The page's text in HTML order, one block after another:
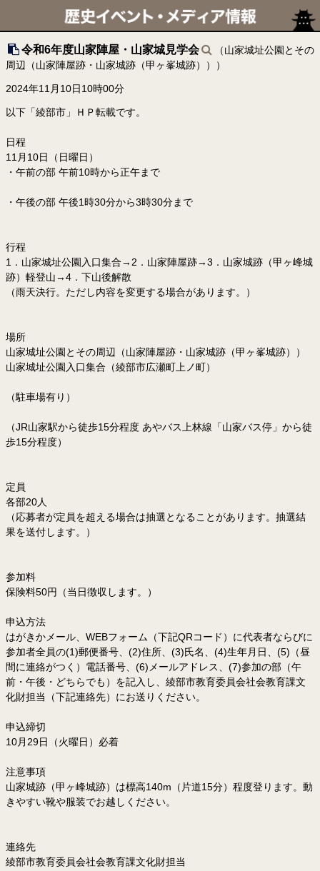
令和6年度山家陣屋・山家城見学会
（山家城址公園とその
周辺（山家陣屋跡・山家城跡（甲ヶ峯城跡）））
2024年11月10日10時00分
以下「綾部市」ＨＰ転載です。
日程
11月10日（日曜日）
・午前の部 午前10時から正午まで
・午後の部 午後1時30分から3時30分まで
行程
1．山家城址公園入口集合→2．山家陣屋跡→3．山家城跡（甲ヶ峰城
跡）軽登山→4．下山後解散
（雨天決行。ただし内容を変更する場合があります。）
場所
山家城址公園とその周辺（山家陣屋跡・山家城跡（甲ヶ峯城跡））
山家城址公園入口集合（綾部市広瀬町上ノ町）
（駐車場有り）
（JR山家駅から徒歩15分程度 あやバス上林線「山家バス停」から徒
歩15分程度）
定員
各部20人
（応募者が定員を超える場合は抽選となることがあります。抽選結
果を送付します。）
参加料
保険料50円（当日徴収します。）
申込方法
はがきかメール、WEBフォーム（下記QRコード）に代表者ならびに
参加者全員の(1)郵便番号、(2)住所、(3)氏名、(4)生年月日、(5)（昼
間に連絡がつく）電話番号、(6)メールアドレス、(7)参加の部（午
前・午後・どちらでも）を記入し、綾部市教育委員会社会教育課文
化財担当（下記連絡先）にお送りください。
申込締切
10月29日（火曜日）必着
注意事項
山家城跡（甲ヶ峰城跡）は標高140m（片道15分）程度登ります。動
きやすい靴や服装でお越しください。
連絡先
綾部市教育委員会社会教育課文化財担当